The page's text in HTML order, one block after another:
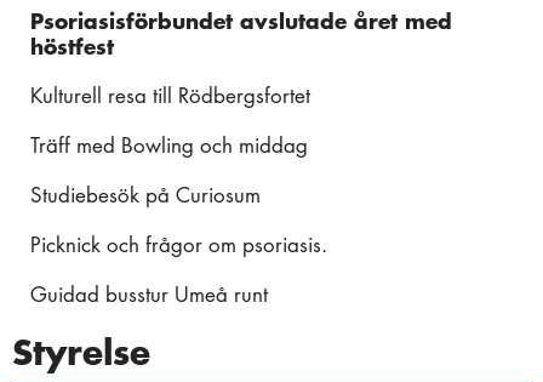
Valberedningen besökte Psoriasisförbundet Umeå
Psoriasisinformation till blivande fotterapeuter
Frilufts- och Grillkväll på Gammlia!
Information om Psoriasis till blivande fotterapeuter
2025
Träff om Organisation och medlemmar och ekonomi!
Årsmöten
Kickoffen ombord på AURORA BOTNIA
Vattengymnastik avslutades med trevlig samling och
Psoriasisförbundet avslutade året med
höstfest
Kulturell resa till Rödbergsfortet
Träff med Bowling och middag
Studiebesök på Curiosum
Picknick och frågor om psoriasis.
Guidad busstur Umeå runt
Styrelse